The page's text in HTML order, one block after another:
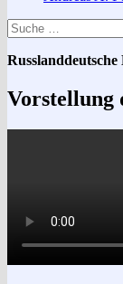
Suche
nach:
Vorstellung